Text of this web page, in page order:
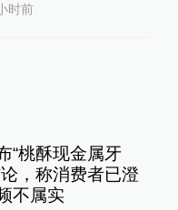
时前
“桃酥现金属牙
，称消费者已澄
不属实